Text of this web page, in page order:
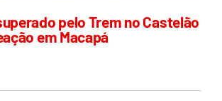
pelo Trem no Castelão
em Macapá